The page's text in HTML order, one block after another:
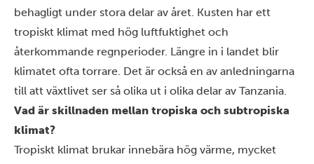
behagligt under stora delar av året. Kusten har ett
tropiskt klimat med hög luftfuktighet och
återkommande regnperioder. Längre in i landet blir
klimatet ofta torrare. Det är också en av anledningarna
till att växtlivet ser så olika ut i olika delar av Tanzania.
Vad är skillnaden mellan tropiska och subtropiska
klimat?
Tropiskt klimat brukar innebära hög värme, mycket